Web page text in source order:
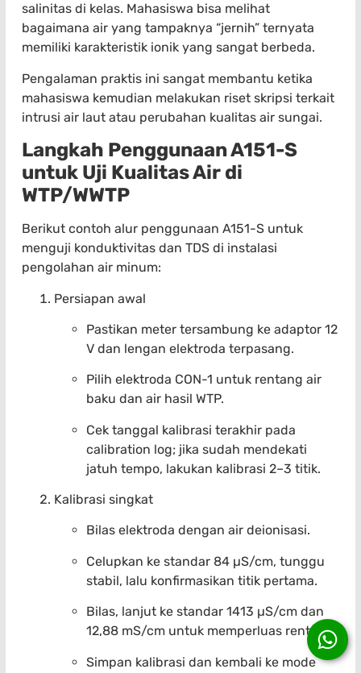
salinitas di kelas. Mahasiswa bisa melihat
bagaimana air yang tampaknya “jernih” ternyata
memiliki karakteristik ionik yang sangat berbeda.
Pengalaman praktis ini sangat membantu ketika
mahasiswa kemudian melakukan riset skripsi terkait
intrusi air laut atau perubahan kualitas air sungai.
Langkah Penggunaan A151-S
untuk Uji Kualitas Air di
WTP/WWTP
Berikut contoh alur penggunaan A151-S untuk
menguji konduktivitas dan TDS di instalasi
pengolahan air minum:
Persiapan awal
Pastikan meter tersambung ke adaptor 12
V dan lengan elektroda terpasang.
Pilih elektroda CON-1 untuk rentang air
baku dan air hasil WTP.
Cek tanggal kalibrasi terakhir pada
calibration log; jika sudah mendekati
jatuh tempo, lakukan kalibrasi 2–3 titik.
Kalibrasi singkat
Bilas elektroda dengan air deionisasi.
Celupkan ke standar 84 µS/cm, tunggu
stabil, lalu konfirmasikan titik pertama.
Bilas, lanjut ke standar 1413 µS/cm dan
12,88 mS/cm untuk memperluas rentang.
Simpan kalibrasi dan kembali ke mode